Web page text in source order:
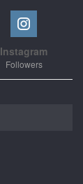
Instagram
Followers